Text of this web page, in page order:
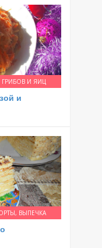
И ЯИЦ
и
ВЫПЕЧКА